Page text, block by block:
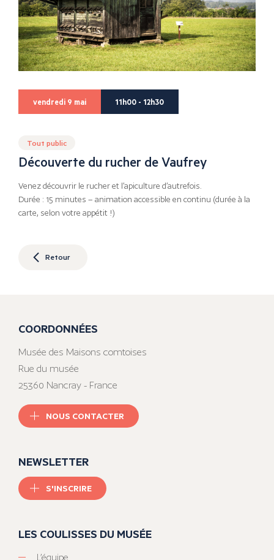
vendredi 9 mai 11h00 - 12h30
Tout public
Découverte du rucher de Vaufrey
Venez découvrir le rucher et l’apiculture d’autrefois.
Durée : 15 minutes – animation accessible en continu (durée à la
carte, selon votre appétit !)
Retour
COORDONNÉES
Musée des Maisons comtoises
Rue du musée
25360 Nancray - France
NOUS CONTACTER
NEWSLETTER
S'INSCRIRE
LES COULISSES DU MUSÉE
L’équipe